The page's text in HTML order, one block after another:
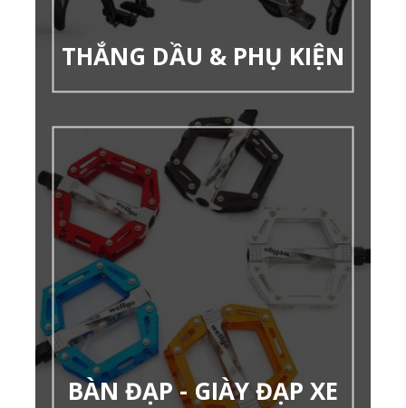
THẮNG DẦU & PHỤ KIỆN
BÀN ĐẠP - GIÀY ĐẠP XE